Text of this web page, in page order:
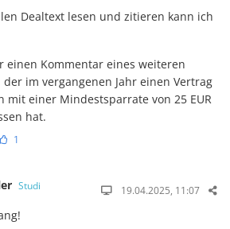
Dealtext lesen und zitieren kann ich
einen Kommentar eines weiteren
der im vergangenen Jahr einen Vertrag
mit einer Mindestsparrate von 25 EUR
hat.
1
Studi 19.04.2025, 11:07